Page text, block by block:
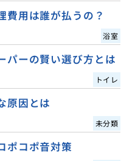
費用は誰が払うの？
浴室
パーの賢い選び方とは
トイレ
原因とは
未分類
ポコポ音対策